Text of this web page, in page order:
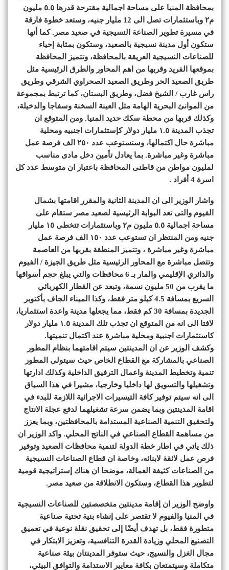
بمحافظة المنيا على مساحة اجمالية مقترحة قدرها ٥.٥ مليون
م٢ وباستثمارات تصل الى 12 مليار جنيه، وستعد خطوة فارقة
في مسيرة تطوير الصناعة النسيجية في صعيد مصر. كما أنها
ستكون أول مدينة نسيجية بالصعيد، وستكون بمثابة إحياء
للصناعات النسيجية العريقة بالمحافظة، وتتميز المحافظة
بموقعها الفريد وقربها من اهم المحاور والطرق الرئيسية مثل
طريق الصعيد الحر وطريق الصعيد الصحراوي الشرقي وطريق
راس غارب / الشيخ فضل، وطريق البستان، كما ترتبط بمجموعة
من الموانئ البحرية الهامة مثل العينة السخنة وسفاجا والدخيلة،
وكذلك قربها من محطة سكك حديد المنيا. ومن المتوقع ان
تجذب المدينة ١.٥ مليار دولار كإستثمارات اجنبيه ومحلية
مباشرة حال اكتمالها، وستستوعب عدد ٢٥٠ الف فرصة عمل
مباشرة وغير مباشرة. بما يعادل تأمين دخل مادى مناسب
لمليون مواطن من قاطنى المحافظة باعتبار ان متوسط عدد كل
اسرة 4 أفراد .
واشار الوزير الى ان المدينة الثانية والمقرر اقامتها بشمال
الفيوم والتى تعد البوابة الرئيسية لصعيد مصر ستقام على
مساحة اجمالية ٥.٥ مليون م٢ وباستثمارات تتخطى ١٥ مليار
جنيه ومن المنتظر ان تستوعب عدد ١٥٠ الف فرصة عمل
مباشرة وغير مباشرة ، وتتميز المنطقة بقربها من العاصمة
وتتصل مباشرة مع المحاور الرئيسية مثل طريق الجيزة / الفيوم
والدائري الإقليمي والمار بـ 6 محافظات والتي يبلغ حجم أسواقها
ما يقرب من 50 مليون نسمة، وتبعد عن القطار الكهربائي
السريع بمسافة 4.5 كيلو متر فقط، وكذا الميناء الجاف بأكتوبر
الجديدة بمسافة 30 كم فقط، مما يجعلها مدينة واعدة استثماريا،
لافتا الى انه من المتوقع ان تجذب تلك المدينة ١.٥ مليار دولار
كاستثمارات اجنبية ومحلية مباشرة عند اكتمال تنميتها.
وكشف الوزير عن ان المدينتين سيتم اقامتهما بنظام المطور
الصناعي بالمشاركة مع القطاع الخاص حيث سيتولى المطور
تنمية وتخطيط المدينة واعمال الترفيق الداخلية وكذلك ادارتها
وتشغيلها والتسويق لها داخليا وخارجيا، مشيرا في هذا السياق
الى انه سيتم توفير كافة التيسيرات الاجرائية اللازمة للبدء في
اقامة المدينتين وبما يضمن سرعة تشغيلهما لدفع عجلة الانتاج
ولتحقيق التنمية الصناعية المستدامة بالمحافظتين، وبما يعزز
من مساهمة القطاع الصناعي في الناتج المحلي. واكد الوزير ان
ذلك ياتي في اطار خطة الدولة لتنمية محافظات الصعيد وتوفير
فرص عمل لائقة لابنائه، وخاصة ان قطاع الصناعات النسيجية
من الصناعات كثيفة العمالة، موضحا ان هناك إستراتيجية قومية
لتطوير هذا القطاع، وستكون الانطلاقة من صعيد مصر.
واوضح الوزير ان إقامة مدينتين متخصصتين للصناعات النسيجية
في المنيا والفيوم لا تقتصر على إنشاء بنية تحتية صناعية
متطورة فقط، بل تهدف أيضًا إلى تحقيق نقلة نوعية في تعميق
التصنيع المحلي وزيادة القدرة التنافسية، وتعزيز الابتكار في
مجال الغزل والنسيج، حيث ستوفر المدينتان بيئة صناعية
متكاملة وسيتمتعان بكافة معايير الاستدامة والتوافق البيئي،